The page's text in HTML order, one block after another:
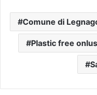
Comune di
Plastic free onlus